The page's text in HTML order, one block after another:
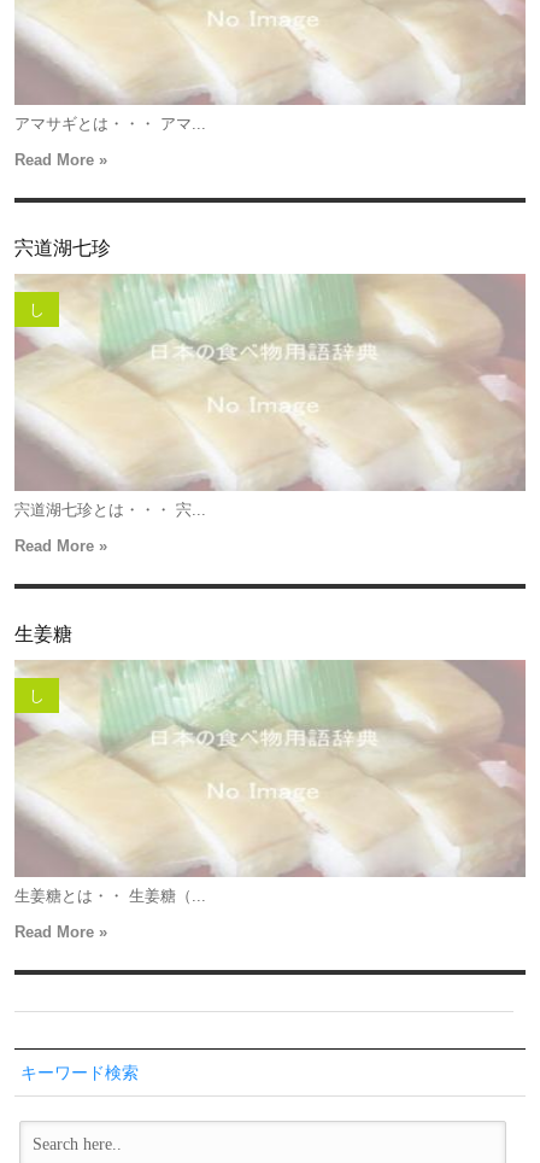
アマサギとは・・・ アマ...
Read More »
宍道湖七珍
し
宍道湖七珍とは・・・ 宍...
Read More »
生姜糖
し
生姜糖とは・・ 生姜糖（...
Read More »
キーワード検索